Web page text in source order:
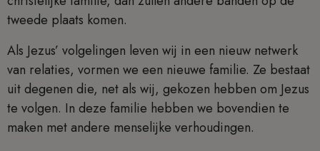
tweede plaats komen.
Als Jezus’ volgelingen leven wij in een nieuw netwerk
van relaties, vormen we een nieuwe familie. Ze bestaat
uit degenen die, net als wij, gekozen hebben om Jezus
te volgen. In deze familie hebben we bovendien te
maken met andere menselijke verhoudingen.